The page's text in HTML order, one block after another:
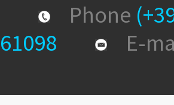
Phone
61098
E-